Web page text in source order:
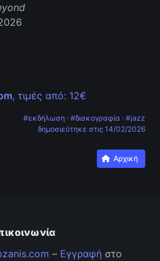
, τιμές από: 12€
#εκδήλωση · #δισκογραφία · #jazz
δημοσιεύτηκε στις 14/02/2026
Αρχική
– Εγγραφήστο